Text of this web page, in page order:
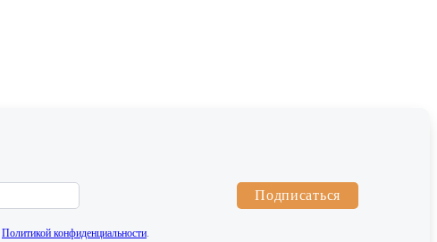
Подписаться
Политикой конфиденциальности.